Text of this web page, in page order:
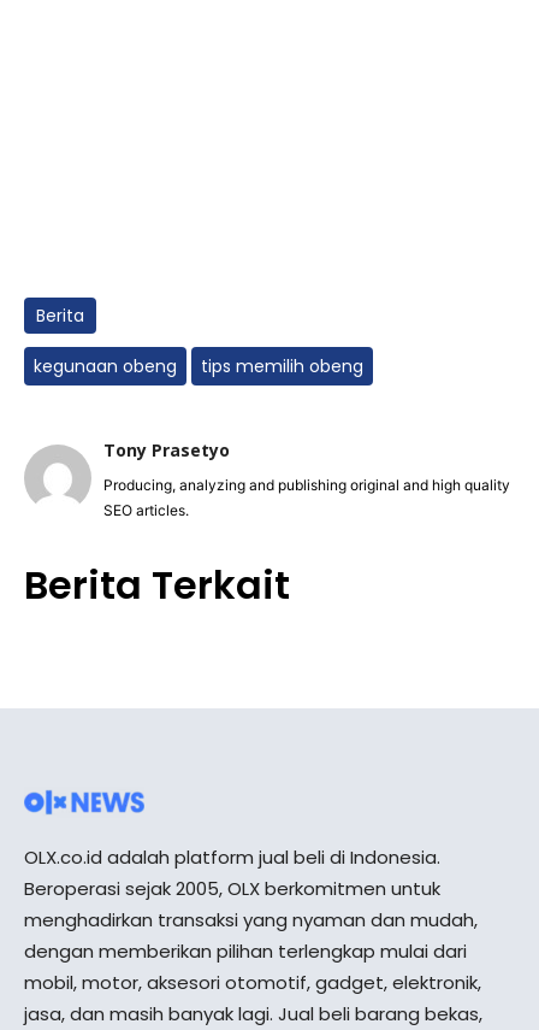
Berita
kegunaan obeng tips memilih obeng
Tony Prasetyo
Producing, analyzing and publishing original and high quality
SEO articles.
Berita Terkait
OLX.co.id adalah platform jual beli di Indonesia.
Beroperasi sejak 2005, OLX berkomitmen untuk
menghadirkan transaksi yang nyaman dan mudah,
dengan memberikan pilihan terlengkap mulai dari
mobil, motor, aksesori otomotif, gadget, elektronik,
jasa, dan masih banyak lagi. Jual beli barang bekas,